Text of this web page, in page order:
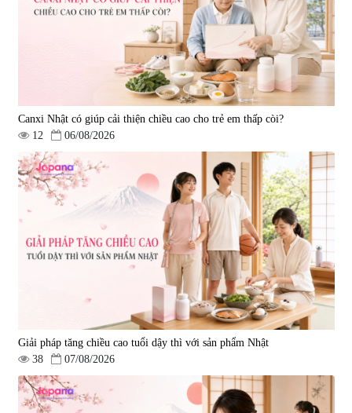
Viên uống tăng cường miễn dịch
Ribeto Shoji Fukujyusen 180
viên
32.160
9.850.000 đ
Viên uống hỗ trợ điều trị ung thư
Kanehide Bio Okinawa Fucoidan
xanh 180 viên
0
2.450.000 đ
Canxi Nhật có giúp cải thiện chiều cao cho trẻ em thấp còi?
12
06/08/2026
Giải pháp tăng chiều cao tuổi dậy thì với sản phẩm Nhật
38
07/08/2026